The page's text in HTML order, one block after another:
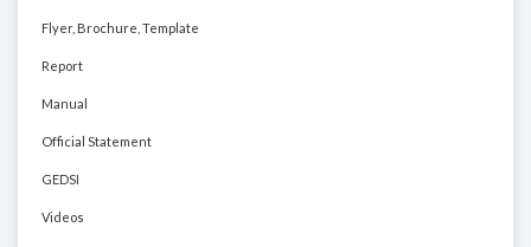
Flyer, Brochure, Template
Report
Manual
Official Statement
GEDSI
Videos